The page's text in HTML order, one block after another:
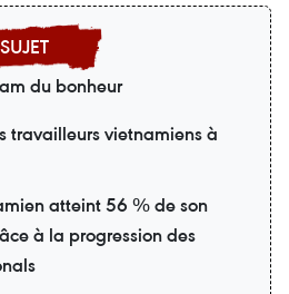
du bonheur
travailleurs vietnamiens à
atteint 56 % de son
à la progression des